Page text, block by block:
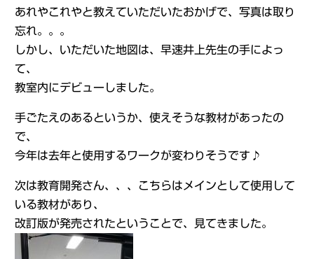
あれやこれやと教えていただいたおかげで、写真は取り
忘れ。。。
しかし、いただいた地図は、早速井上先生の手によっ
て、
教室内にデビューしました。
手ごたえのあるというか、使えそうな教材があったの
で、
今年は去年と使用するワークが変わりそうです♪
次は教育開発さん、、、こちらはメインとして使用して
いる教材があり、
改訂版が発売されたということで、見てきました。